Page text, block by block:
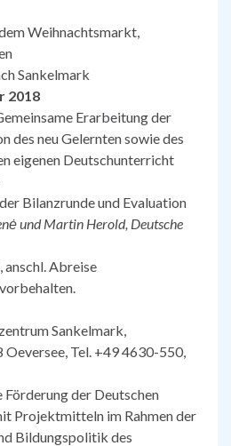
Weihnachtsmarkt,
Sankelmark
2018
Erarbeitung der
neu Gelernten sowie des
eigenen Deutschunterricht
Bilanzrunde und Evaluation
und Martin Herold, Deutsche
Abreise
Sankelmark,
Tel. +49 4630-550,
der Deutschen
Projektmitteln im Rahmen der
Bildungspolitik des